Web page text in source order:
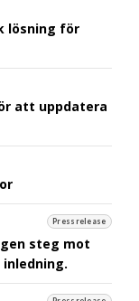
lösning för
att uppdatera
Pressrelease
steg mot